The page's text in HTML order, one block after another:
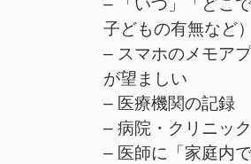
– 「いつ」「どこ
子どもの有無など
– スマホのメモア
が望ましい
– 医療機関の記録
– 病院・クリニッ
– 医師に「家庭内